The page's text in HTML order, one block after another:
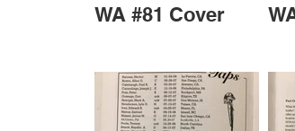
WA #81 Cover